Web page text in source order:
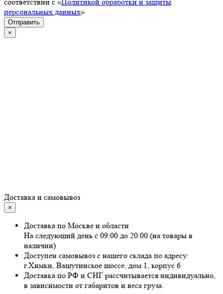
персональных данных»
Отправить
×
Доставка и самовывоз
×
Доставка по Москве и области
На следующий день с 09:00 до 20:00 (на товары в
наличии)
Доступен самовывоз с нашего склада по адресу:
г.Химки, Вашутинское шоссе, дом 1, корпус 6
Доставка по РФ и СНГ рассчитывается индивидуально,
в зависимости от габаритов и веса груза.